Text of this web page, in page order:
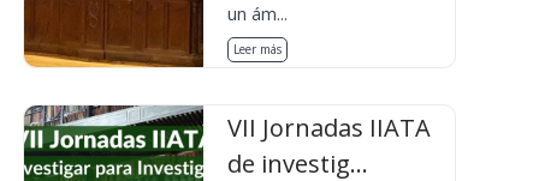
un ám...
Leer más
VII Jornadas IIATA
de investig...